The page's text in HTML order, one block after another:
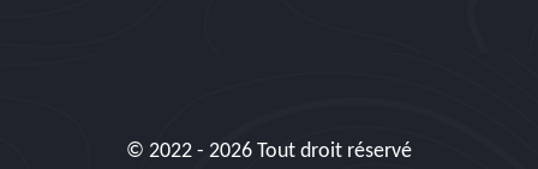
© 2022 - 2026 Tout droit réservé